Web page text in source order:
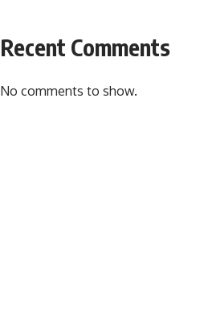
Recent Comments
No comments to show.